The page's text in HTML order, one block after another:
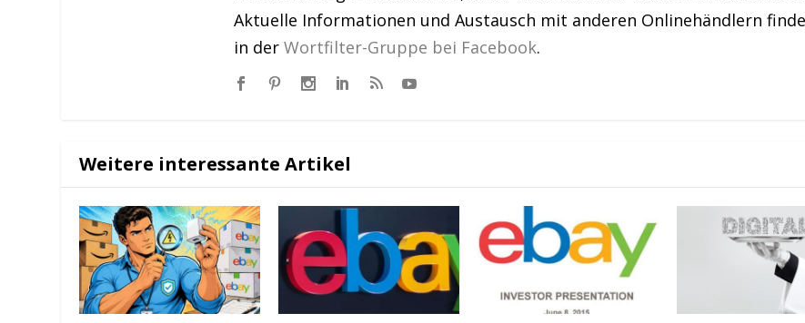
Aktuelle Informationen und Austausch mit anderen Onlinehändlern
in derWortfilter-Gruppe bei Facebook.
Weitere interessante Artikel